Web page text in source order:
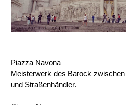
Piazza Navona
Meisterwerk des Barock
und Straßenhändler.